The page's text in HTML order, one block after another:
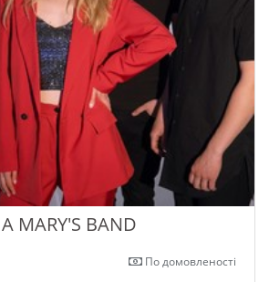
MARY'S BAND
По домовленості